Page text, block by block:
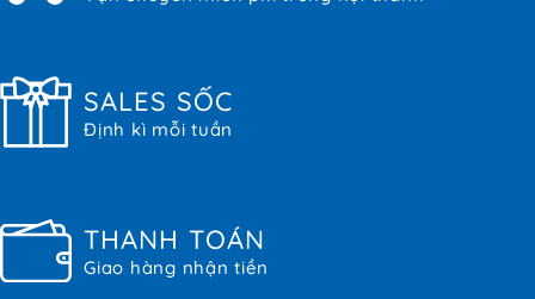
SALES SỐC
Định kì mỗi tuần
THANH TOÁN
Giao hàng nhận tiền